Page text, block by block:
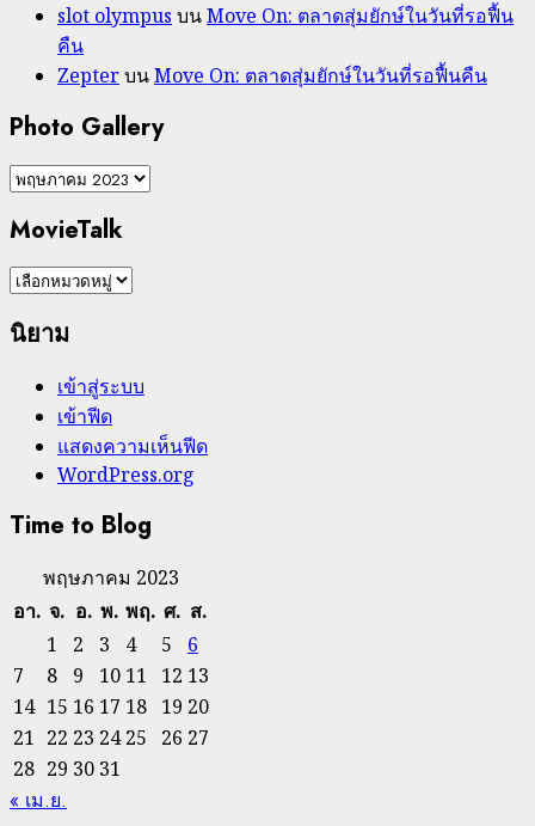
slot olympus บนMove On: ตลาดสุ่มยักษ์ในวันที่รอฟื้น
คืน
ZepterบนMove On: ตลาดสุ่มยักษ์ในวันที่รอฟื้นคืน
Photo Gallery
Photo
MovieTalk
MovieTalk
นิยาม
เข้าสู่ระบบ
เข้าฟีด
แสดงความเห็นฟีด
WordPress.org
Time to Blog
พฤษภาคม 2023
อา. จ. อ. พ. พฤ. ศ. ส.
1
2 3 4 5
6
7
8 9 10 11 12 13
14 15 16 17 18 19 20
21 22 23 24 25 26 27
28 29 30 31
« เม.ย.